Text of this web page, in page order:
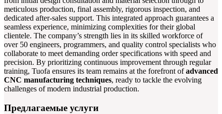
meticulous production, final assembly, rigorous inspection, and
dedicated after-sales support. This integrated approach guarantees a
seamless experience, minimizing complexities for their global
clientele. The company’s strength lies in its skilled workforce of
over 50 engineers, programmers, and quality control specialists who
collaborate to meet demanding order specifications with speed and
precision. By prioritizing continuous improvement through regular
training, Tuofa ensures its team remains at the forefront ofadvanced
CNC manufacturing techniques, ready to tackle the evolving
challenges of modern industrial production.
Предлагаемые услуги